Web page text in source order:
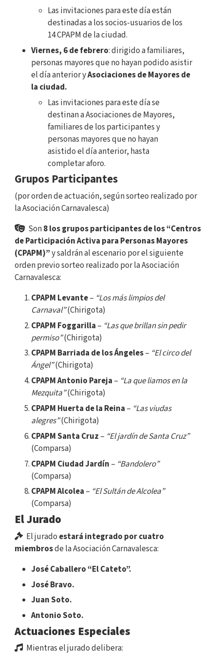
Las invitaciones para este día están
destinadas a los socios-usuarios de los
14 CPAPM de la ciudad.
Viernes, 6 de febrero: dirigido a familiares,
personas mayores que no hayan podido asistir
el día anterior yAsociaciones de Mayores de
la ciudad.
Las invitaciones para este día se
destinan a Asociaciones de Mayores,
familiares de los participantes y
personas mayores que no hayan
asistido el día anterior, hasta
completar aforo.
Grupos Participantes
(por orden de actuación, según sorteo realizado por
la Asociación Carnavalesca)
Son8 los grupos participantes de los “Centros
de Participación Activa para Personas Mayores
(CPAPM)”y saldrán al escenario por el siguiente
orden previo sorteo realizado por la Asociación
Carnavalesca:
CPAPM Levante– “Los más limpios del
Carnaval”(Chirigota)
CPAPM Foggarilla – “Las que brillan sin pedir
permiso”(Chirigota)
CPAPM Barriada de los Ángeles– “El circo del
Ángel”(Chirigota)
CPAPM Antonio Pareja – “La que liamos en la
Mezquita”(Chirigota)
CPAPM Huerta de la Reina – “Las viudas
alegres”(Chirigota)
CPAPM Santa Cruz – “El jardín de Santa Cruz”
(Comparsa)
CPAPM Ciudad Jardín – “Bandolero”
(Comparsa)
CPAPM Alcolea – “El Sultán de Alcolea”
(Comparsa)
El Jurado
El jurado estará integrado por cuatro
miembrosde la Asociación Carnavalesca:
José Caballero “El Cateto”.
José Bravo.
Juan Soto.
Antonio Soto.
Actuaciones Especiales
Mientras el jurado delibera: